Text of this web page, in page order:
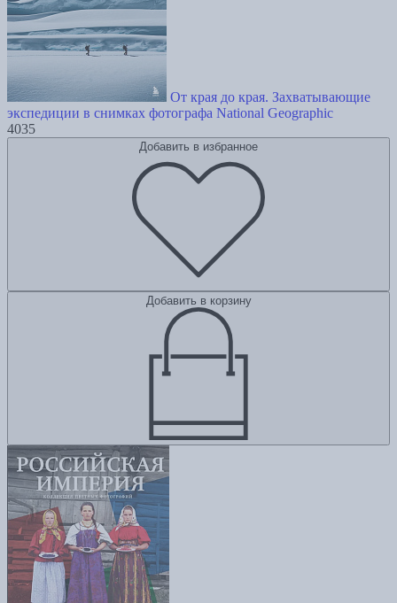
От края до края. Захватывающие
экспедиции в снимках фотографа National Geographic
4035
Добавить в избранное
Добавить в корзину